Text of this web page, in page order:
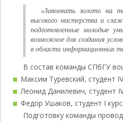
«Завоевать золото на
высокого мастерства и
подготовленные молодые
возможное для создания
в области информационных
В состав команды СПбГУ
Максим Туревский, студент
Леонид Данилевич, студент
Федор Ушаков, студент I
Подготовку команды